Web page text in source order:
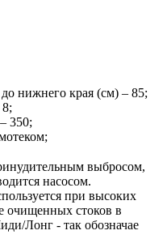
нижнего края (см) – 85;
350;
выбросом,
насосом.
при высоких
очищенных стоков в
Лонг - так обозначае